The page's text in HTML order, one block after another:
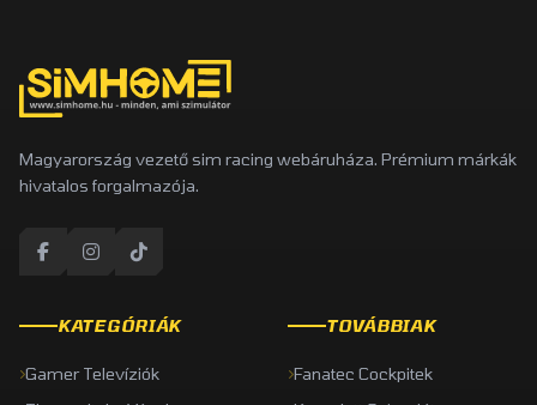
Magyarország vezető sim racing webáruháza. Prémium márkák
hivatalos forgalmazója.
KATEGÓRIÁK
Gamer Televíziók
TOVÁBBIAK
Fanatec Cockpitek